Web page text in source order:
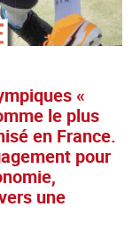
«
le plus
en France.
pour
une